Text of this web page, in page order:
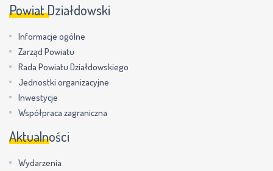
Powiat Działdowski
Informacje ogólne
Zarząd Powiatu
Rada Powiatu Działdowskiego
Jednostki organizacyjne
Inwestycje
Współpraca zagraniczna
Aktualności
Wydarzenia